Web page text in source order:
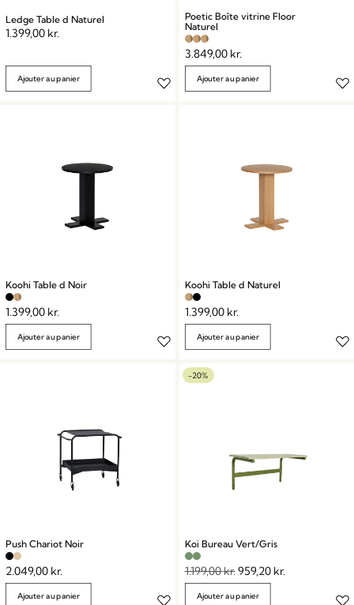
Ledge Table d Naturel
1.399,00 kr.
Ajouter au panier
Poetic Boîte vitrine Floor
Naturel
3.849,00 kr.
Ajouter au panier
Koohi Table d Noir
1.399,00 kr.
Ajouter au panier
Koohi Table d Naturel
1.399,00 kr.
Ajouter au panier
Push Chariot Noir
2.049,00 kr.
Ajouter au panier
-20%
Koi Bureau Vert/Gris
1.199,00kr.959,20 kr.
Ajouter au panier